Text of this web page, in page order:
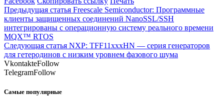
Предыдущая статья Freescale Semiconductor: Программные
клиенты защищенных соединений NanoSSL/SSH
интегрированы с операционную систему реального времени
MQX™ RTOS
Следующая статья NXP: TFF11xxxHN — серия генераторов
для гетеродинов с низким уровнем фазового шума
VkontakteFollow
TelegramFollow
Самые популярные